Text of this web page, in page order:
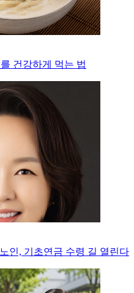
건강하게 먹는 법
인, 기초연금 수령 길 열린다